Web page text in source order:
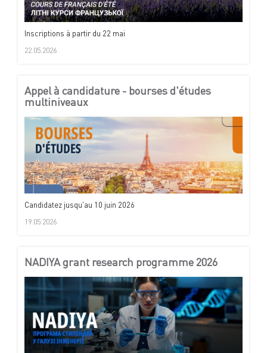
Inscriptions à partir du 22 mai
22.05.2026
Appel à candidature - bourses d'études
multiniveaux
Candidatez jusqu'au 10 juin 2026
19.05.2026
NADIYA grant research programme 2026